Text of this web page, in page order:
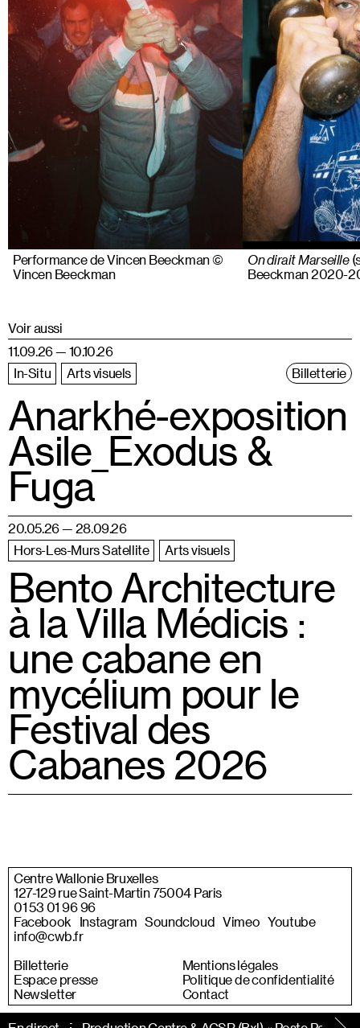
Performance de Vincen Beeckman ©
Vincen Beeckman
On dirait Marseille
Beeckman 2020-
Voir aussi
11.09.26 — 10.10.26
In-Situ
Arts visuels Billetterie
Anarkhé-exposition
Asile_Exodus &
Fuga
20.05.26 — 28.09.26
Hors-Les-Murs Satellite
Arts visuels
Bento Architecture
à la Villa Médicis :
une cabane en
mycélium pour le
Festival des
Cabanes 2026
Centre Wallonie Bruxelles
127-129 rue Saint-Martin 75004 Paris
01 53 01 96 96
Facebook
Instagram Soundcloud Vimeo Youtube
info@cwb.fr
Billetterie
Espace presse
Newsletter
Mentions légales
Politique de confidentialité
Contact